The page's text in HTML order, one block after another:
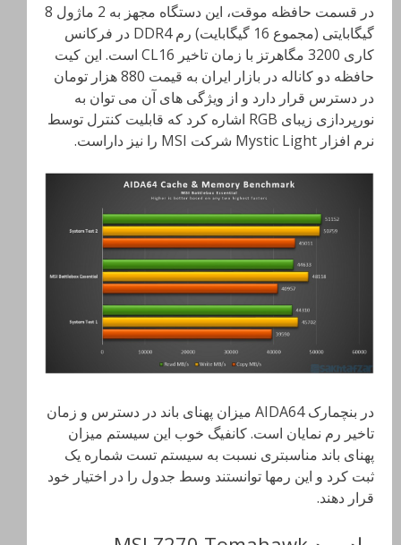
در قسمت حافظه موقت، این دستگاه مجهز به 2 ماژول 8
گیگابایتی (مجموع 16 گیگابایت) رم DDR4 در فرکانس
کاری 3200 مگاهرتز با زمان تاخیر CL16 است. این کیت
حافظه دو کاناله در بازار ایران به قیمت 880 هزار تومان
در دسترس قرار دارد و از ویژگی های آن می توان به
نورپردازی زیبای RGB اشاره کرد که قابلیت کنترل توسط
نرم افزار Mystic Light شرکت MSI را نیز داراست.
در بنچمارک AIDA64 میزان پهنای باند در دسترس و زمان
تاخیر رم نمایان است. کانفیگ خوب این سیستم میزان
پهنای باند مناسبتری نسبت به سیستم تست شماره یک
ثبت کرد و این رمها توانستند وسط جدول را در اختیار خود
قرار دهند.